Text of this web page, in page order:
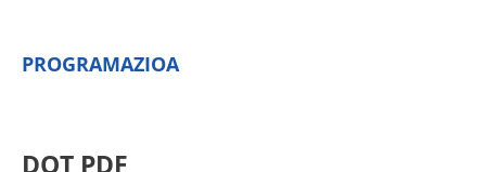
PROGRAMAZIOA
DOT PDF